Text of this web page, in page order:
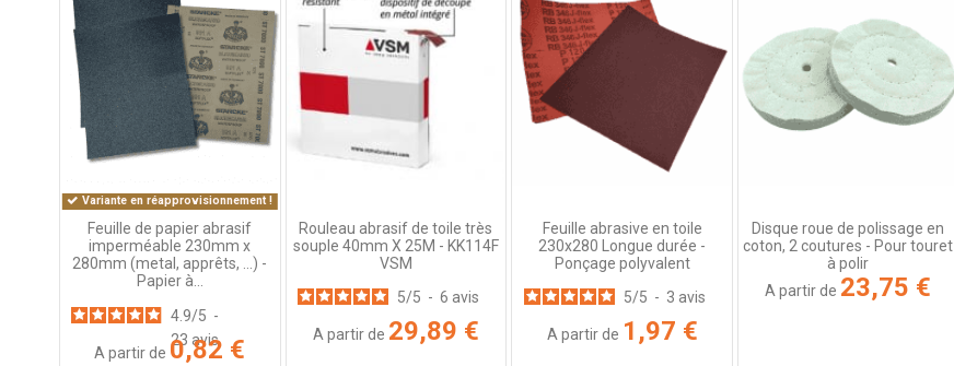
Voir tous les avis sur ce site
5 étoiles
4
étoiles
3
étoiles
2étoiles
étoile
Trier les avis
Avis vérifié
kit complet pour débuter
Avis du , suite à une expérience du05/12/2023 parA.A.
Signaler
Variante en réapprovisionnement !
Feuille de papier abrasif
imperméable 230mm x
280mm (metal, apprêts, ...) -
Papier à...
4.9/5 -
23 avis
A partir de 0,82 €
Rouleau abrasif de toile très
souple 40mm X 25M - KK114F
VSM
5/5 - 6 avis
A partir de 29,89 €
Feuille abrasive en toile
230x280 Longue durée -
Ponçage polyvalent
5/5 - 3 avis
A partir de 1,97 €
Disque roue de polissage en
coton, 2 coutures - Pour touret
à polir
A partir de 23,75 €